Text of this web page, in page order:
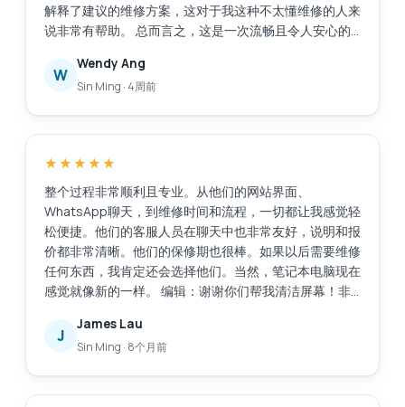
解释了建议的维修方案，这对于我这种不太懂维修的人来
说非常有帮助。 总而言之，这是一次流畅且令人安心的
W
Wendy Ang
Sin Ming · 4周前
★★★★★
整个过程非常顺利且专业。从他们的网站界面、
WhatsApp聊天，到维修时间和流程，一切都让我感觉轻
松便捷。他们的客服人员在聊天中也非常友好，说明和报
价都非常清晰。他们的保修期也很棒。如果以后需要维修
任何东西，我肯定还会选择他们。当然，笔记本电脑现在
感觉就像新的一样。 编辑：谢谢你们帮我清洁屏幕！非
J
James Lau
Sin Ming · 8个月前